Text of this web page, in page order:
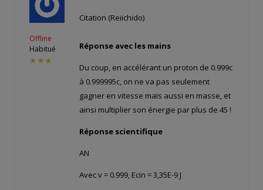
Offline
Habitué
★★★
Citation (Reiichido)
Réponse avec les mains
Du coup, en accélérant un proton de 0.999c
à 0.999995c, on ne va pas seulement
gagner en vitesse mais aussi en masse, et
ainsi multiplier son énergie par plus de 45 !
Réponse scientifique
AN
Avec v = 0.999, Ecin = 3,35E-9 J